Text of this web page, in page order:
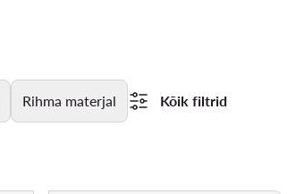
Rihma materjal Kõik filtrid